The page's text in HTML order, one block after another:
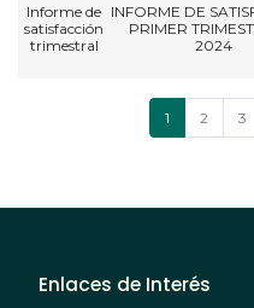
Informe de
satisfacción
trimestral
INFORME DE
PRIMER
2024
PaginaciónPágina
actual
1 Página
2 3
Enlaces de Interés